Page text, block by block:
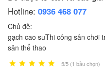
Hotline: 0936 468 077
Chủ đề:
gạch cao suThi công sân chơi
sân thể thao
5/5 (1 bầu chọn)